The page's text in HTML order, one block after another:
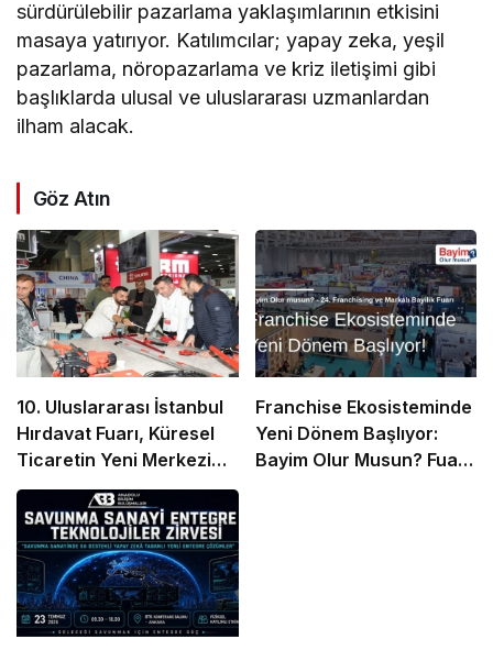
sürdürülebilir pazarlama yaklaşımlarının etkisini
masaya yatırıyor. Katılımcılar; yapay zeka, yeşil
pazarlama, nöropazarlama ve kriz iletişimi gibi
başlıklarda ulusal ve uluslararası uzmanlardan
ilham alacak.
Göz Atın
10. Uluslararası İstanbul
Hırdavat Fuarı, Küresel
Ticaretin Yeni Merkezi
Olmaya Hazırlanıyor
Franchise Ekosisteminde
Yeni Dönem Başlıyor:
Bayim Olur Musun? Fuarı